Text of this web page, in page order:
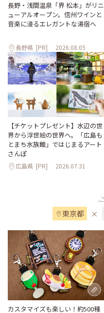
長野・浅間温泉「界 松本」がリニ
ューアルオープン。信州ワインと
音楽に浸るエレガントな湯宿へ
長野県 [PR] 2026.08.05
【チケットプレゼント】水辺の世
界から浮世絵の世界へ。「広島も
とまち水族館」ではじまるアート
さんぽ
広島県 [PR] 2026.07.31
東京都 ×
カスタマイズも楽しい！約500種